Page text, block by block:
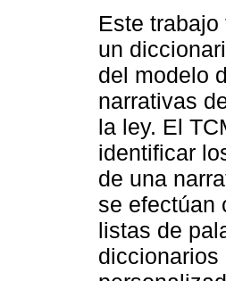
Este
un
del modelo
narrativas
la ley. El
identificar
de una
se efectúan
listas de
diccionarios